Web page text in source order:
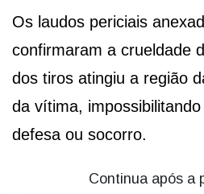
Os laudos periciais
confirmaram a crueldade
dos tiros atingiu a região
da vítima,
defesa ou socorro.
Continua após a